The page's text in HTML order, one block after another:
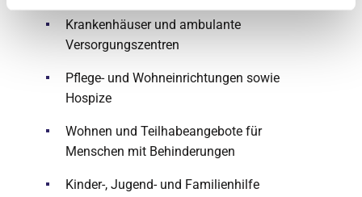
Krankenhäuser und ambulante
Versorgungszentren
Pflege- und Wohneinrichtungen sowie
Hospize
Wohnen und Teilhabeangebote für
Menschen mit Behinderungen
Kinder-, Jugend- und Familienhilfe